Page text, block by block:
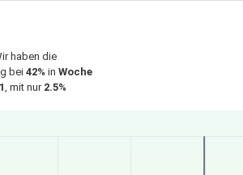
haben die
bei 42% in Woche
, mit nur 2.5%